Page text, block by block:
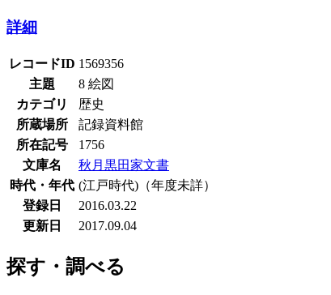
詳細
レコードID 1569356
主題
8 絵図
カテゴリ
歴史
所蔵場所
記録資料館
所在記号
1756
文庫名
秋月黒田家文書
時代・年代 (江戸時代)（年度未詳）
登録日
2016.03.22
更新日
2017.09.04
探す・調べる